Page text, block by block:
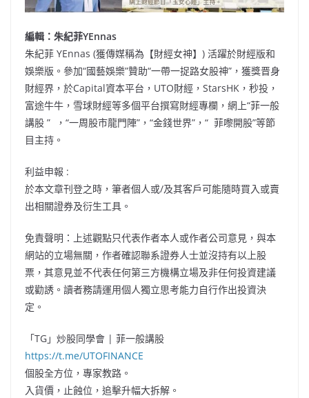
編輯：朱紀菲YEnnas
朱紀菲 YEnnas (獲傳媒稱為【財經女神】) 活躍於財經版和
娛樂版。參加“國藝娛樂”贊助“一帶一捉路女股神”，獲獎晋身
財經界，於Capital資本平台，UTO財經，StarsHK，秒投，
富途牛牛，雪球財經等多個平台撰寫財經專欄，網上“菲一般
講股 ” ，“一周股市龍門陣”，“金錢世界”，“ 菲嚟開股”等節
目主持。
利益申報 :
於本文章刊登之時，筆者個人或/及其客戶可能隨時買入或賣
出相關證券及衍生工具。
免責聲明：上述觀點只代表作者本人或作者公司意見，與本
網站的立場無關，作者確認聯系證券人士並沒持有以上股
票，其意見並不代表任何第三方機構立場及非任何投資建議
或勸誘。讀者務請運用個人獨立思考能力自行作出投資決
定。
「TG」炒股同學會 | 菲一般講股
https://t.me/UTOFINANCE
個股全方位，專家教路。
入貨價，止蝕位，追擊升幅大拆解。